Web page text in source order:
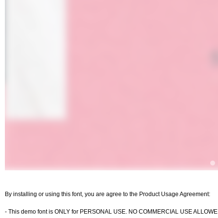
By installing or using this font, you are agree to the Product Usage Agreement:
- This demo font is ONLY for PERSONAL USE. NO COMMERCIAL USE